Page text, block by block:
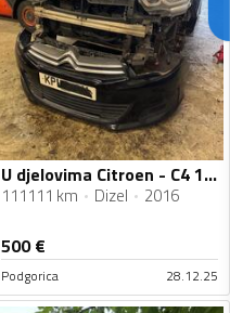
U djelovima Citroen - C4 1.6hdi
111111 km Dizel 2016
500€
Podgorica 28.12.25